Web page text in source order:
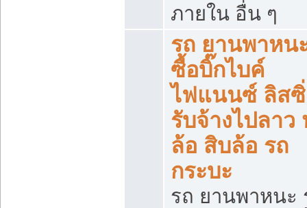
ภายใน อื่น ๆ
รถ ยานพาหน
ซื้อบิ๊กไบค์
ไฟแนนซ์ ลิส
รับจ้างไปลาว
ล้อ สิบล้อ รถ
กระบะ
รถ ยานพาหนะ